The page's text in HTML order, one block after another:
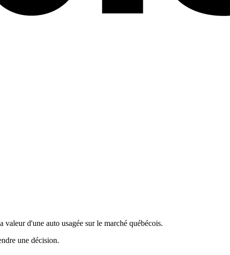
d'une auto usagée sur le marché québécois.
une décision.